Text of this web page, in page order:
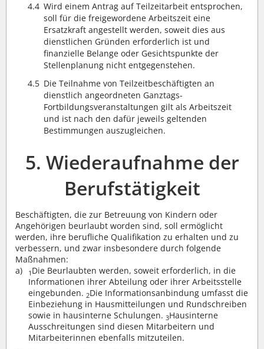
4.4 Wird einem Antrag auf Teilzeitarbeit entsprochen,
soll für die freigewordene Arbeitszeit eine
Ersatzkraft angestellt werden, soweit dies aus
dienstlichen Gründen erforderlich ist und
finanzielle Belange oder Gesichtspunkte der
Stellenplanung nicht entgegenstehen.
4.5 Die Teilnahme von Teilzeitbeschäftigten an
dienstlich angeordneten Ganztags-
Fortbildungsveranstaltungen gilt als Arbeitszeit
und ist nach den dafür jeweils geltenden
Bestimmungen auszugleichen.
5. Wiederaufnahme der
Berufstätigkeit
Beschäftigten, die zur Betreuung von Kindern oder
Angehörigen beurlaubt worden sind, soll ermöglicht
werden, ihre berufliche Qualifikation zu erhalten und zu
verbessern, und zwar insbesondere durch folgende
Maßnahmen:
1 Die Beurlaubten werden, soweit erforderlich, in die
Informationen ihrer Abteilung oder ihrer Arbeitsstelle
eingebunden. 2Die Informationsanbindung umfasst die
Einbeziehung in Hausmitteilungen und Rundschreiben
sowie in hausinterne Schulungen. 3Hausinterne
Ausschreitungen sind diesen Mitarbeitern und
Mitarbeiterinnen ebenfalls mitzuteilen.